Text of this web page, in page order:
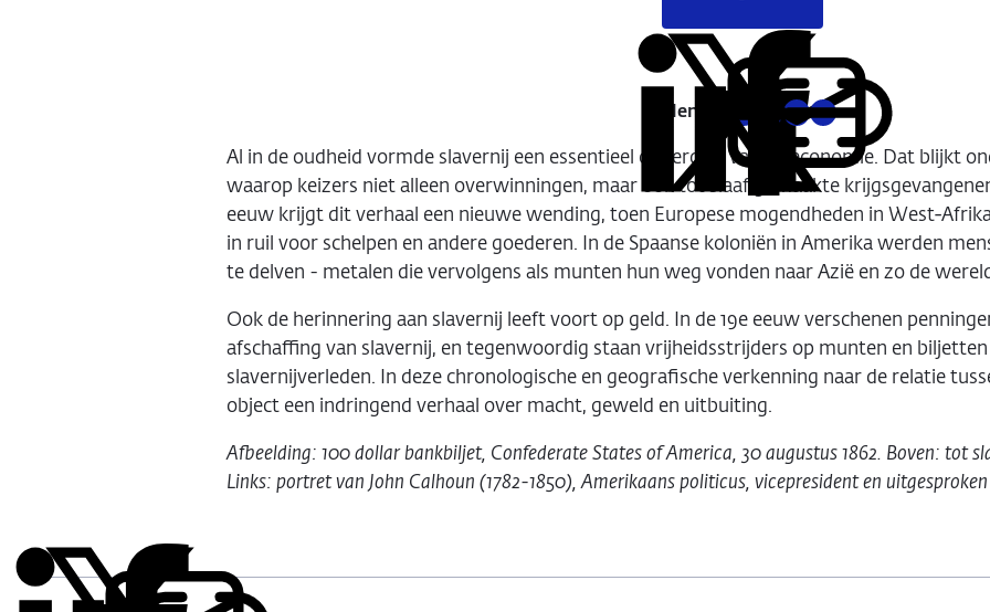
Delen:
Deel
LinkedIn
Deel
via
X
Deel
Facebook
Deel
via
E-
mail
Kopieer
deze
URL
Al in de oudheid vormde slavernij een essentieel onderdeel van de economie. Dat blijkt
waarop keizers niet alleen overwinningen, maar ook tot slaaf gemaakte
eeuw krijgt dit verhaal een nieuwe wending, toen Europese mogendheden in
in ruil voor schelpen en andere goederen. In de Spaanse koloniën in Amerika werden
te delven - metalen die vervolgens als munten hun weg vonden naar Azië en zo de
Ook de herinnering aan slavernij leeft voort op geld. In de 19e eeuw verschenen
afschaffing van slavernij, en tegenwoordig staan vrijheidsstrijders op munten en
slavernijverleden. In deze chronologische en geografische verkenning naar de relatie
object een indringend verhaal over macht, geweld en uitbuiting.
Afbeelding: 100 dollar bankbiljet, Confederate States of America, 30 augustus 1862. Boven: tot
Links: portret van John Calhoun (1782-1850), Amerikaans politicus, vicepresident en